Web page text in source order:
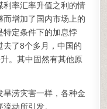
利率汇率升值之利的情
增加了国内市场上的
特定条件下的加息悖
去了8个多月，中国的
。其中固然有其他原
涝灾害一样，各种金
动所引发。